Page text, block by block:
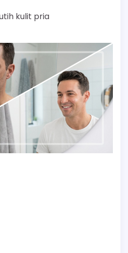
kulit pria